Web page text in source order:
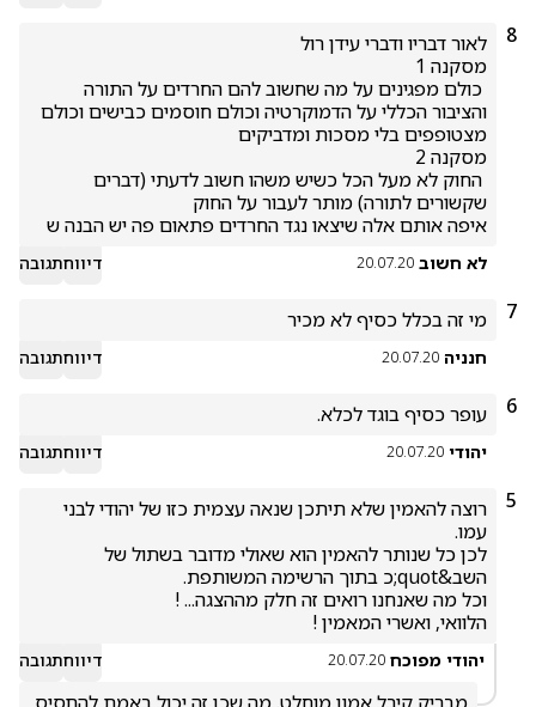
8
איפה אותם אלה שיצאו נגד החרדים פתאום פה יש הבנה ש
לא חשוב 20.07.20 דיווחתגובה
7 מי זה בכלל כסיף לא מכיר
חנניה 20.07.20 דיווחתגובה
6 עופר כסיף בוגד לכלא.
יהודי 20.07.20 דיווחתגובה
5
הלוואי, ואשרי המאמין !
יהודי מפוכח 20.07.20 דיווחתגובה